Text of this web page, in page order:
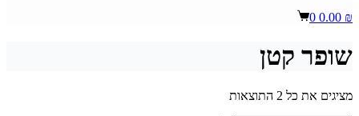
Shopping
0.00 ₪
0
שופר קטן
מציגים את כל ⁦2⁩ התוצאות